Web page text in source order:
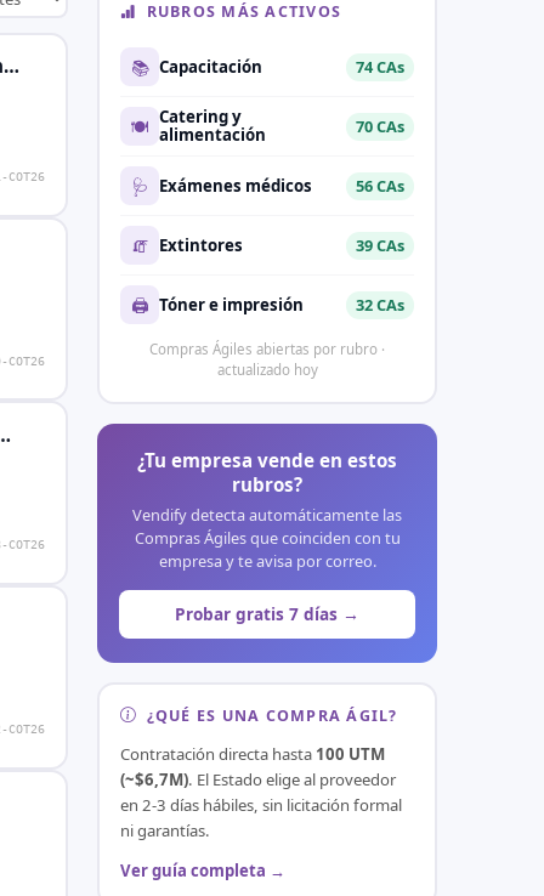
COT26
COT26
COT26
COT26
RUBROS MÁS ACTIVOS
📚 Capacitación 74 CAs
🍽️ Catering y
alimentación
70 CAs
🩺 Exámenes médicos 56 CAs
🧯 Extintores 39 CAs
🖨️ Tóner e impresión 32 CAs
Compras Ágiles abiertas por rubro ·
actualizado hoy
¿Tu empresa vende en estos
rubros?
Vendify detecta automáticamente las
Compras Ágiles que coinciden con tu
empresa y te avisa por correo.
Probar gratis 7 días →
¿QUÉ ES UNA COMPRA ÁGIL?
Contratación directa hasta 100 UTM
(~$6,7M). El Estado elige al proveedor
en 2-3 días hábiles, sin licitación formal
ni garantías.
Ver guía completa →